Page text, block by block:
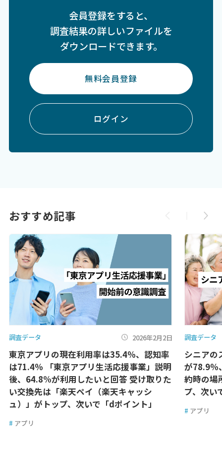
会員登録をすると、
調査結果の詳しいファイルを
ダウンロードできます。
無料会員登録
ログイン
おすすめ記事
調査データ 2026年2月2日
東京アプリの現在利用率は35.4％、認知率
は71.4％ 「東京アプリ生活応援事業」説明
後、64.8%が利用したいと回答 受け取りた
い交換先は「楽天ペイ（楽天キャッシ
ュ）」がトップ、次いで「dポイント」
# アプリ
調査データ
シニアの
が78.9％
約時の場
プ、次い
# アプリ